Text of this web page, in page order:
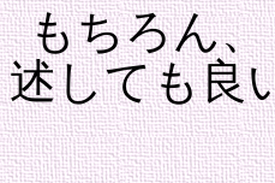
もちろん
述しても良